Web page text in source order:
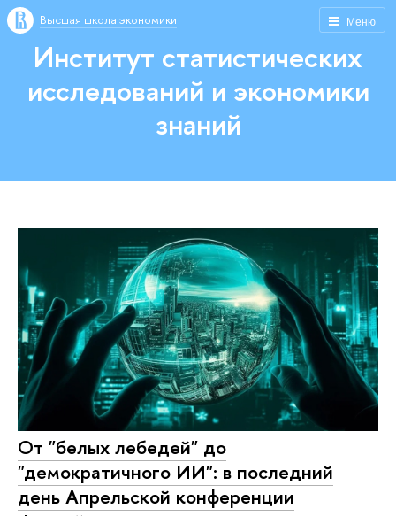
Меню
Высшая школа экономики
Институт статистических
исследований и экономики
знаний
От "белых лебедей" до
"демократичного ИИ": в последний
день Апрельской конференции